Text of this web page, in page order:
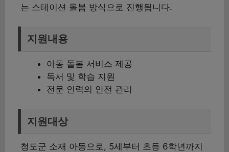
는 스테이션 돌봄 방식으로 진행됩니다.
지원내용
아동 돌봄 서비스 제공
독서 및 학습 지원
전문 인력의 안전 관리
지원대상
청도군 소재 아동으로, 5세부터 초등 6학년까지